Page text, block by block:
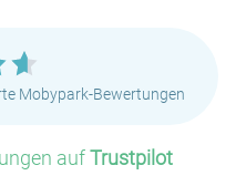
Mobypark-Bewertungen
aufTrustpilot